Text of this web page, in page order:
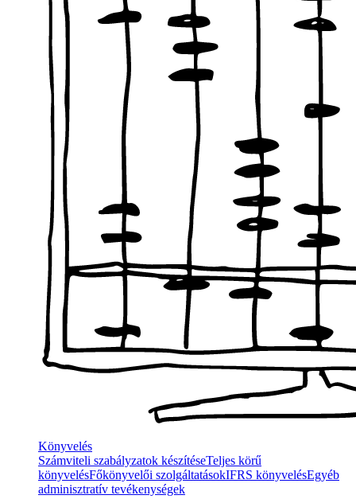
Könyvelés
Számviteli szabályzatok készítéseTeljes körű
könyvelésFőkönyvelői szolgáltatásokIFRS könyvelésEgyéb
adminisztratív tevékenységek